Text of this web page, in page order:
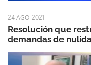
24 AGO 2021
Resolución que
demandas de